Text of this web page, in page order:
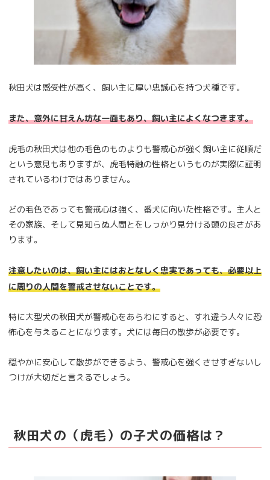
秋田犬は感受性が高く、飼い主に厚い忠誠心を持つ犬種です。
また、意外に甘えん坊な一面もあり、飼い主によくなつきます。
虎毛の秋田犬は他の毛色のものよりも警戒心が強く飼い主に従順だ
という意見もありますが、虎毛特融の性格というものが実際に証明
されているわけではありません。
どの毛色であっても警戒心は強く、番犬に向いた性格です。主人と
その家族、そして見知らぬ人間とをしっかり見分ける頭の良さがあ
ります。
注意したいのは、飼い主にはおとなしく忠実であっても、必要以上
に周りの人間を警戒させないことです。
特に大型犬の秋田犬が警戒心をあらわにすると、すれ違う人々に恐
怖心を与えることになります。犬には毎日の散歩が必要です。
穏やかに安心して散歩ができるよう、警戒心を強くさせすぎないし
つけが大切だと言えるでしょう。
秋田犬の（虎毛）の子犬の価格は？